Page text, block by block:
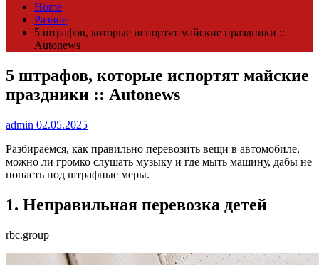
Home
Разное
5 штрафов, которые испортят майские праздники ::
Autonews
5 штрафов, которые испортят майские
праздники :: Autonews
admin 02.05.2025
Разбираемся, как правильно перевозить вещи в автомобиле,
можно ли громко слушать музыку и где мыть машину, дабы не
попасть под штрафные меры.
1. Неправильная перевозка детей
rbc.group